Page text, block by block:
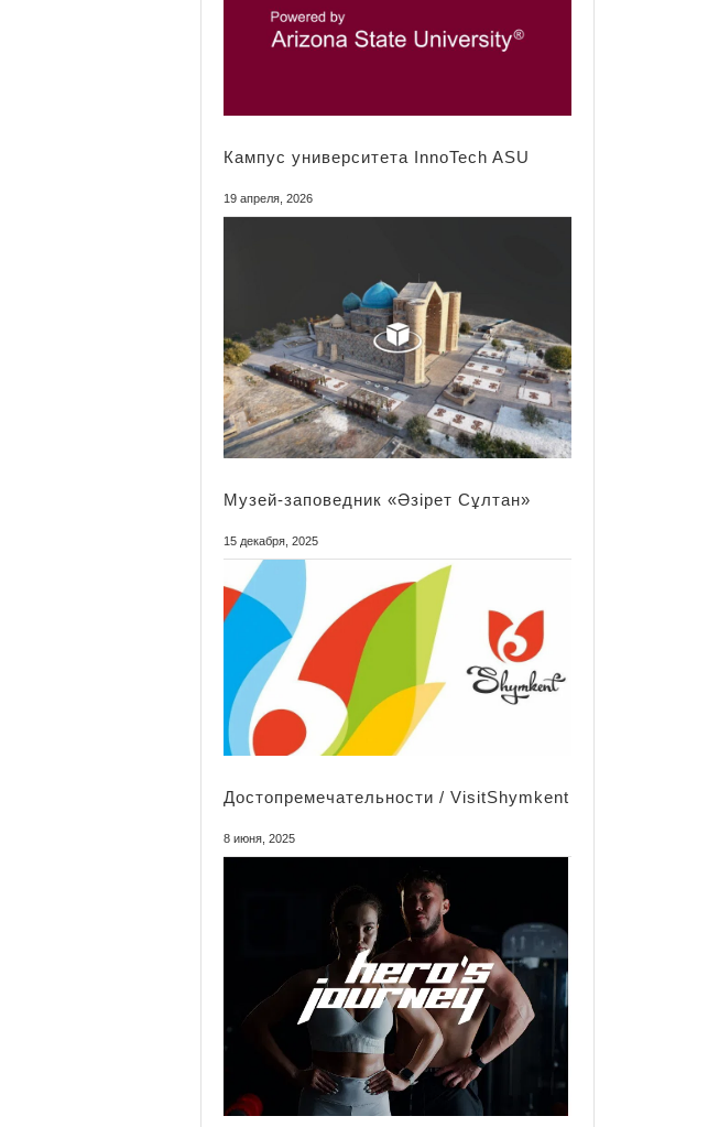
Кампус университета InnoTech ASU
19 апреля, 2026
Mузей-заповедник «Әзірет Сұлтан»
15 декабря, 2025
Достопремечательности / VisitShymkent
8 июня, 2025